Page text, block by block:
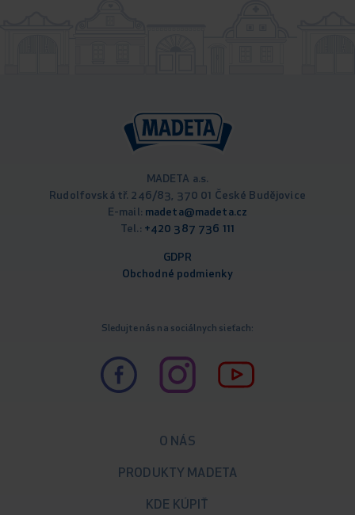
MADETA a.s.
Rudolfovská tř. 246/83, 370 01 České Budějovice
E-mail: madeta@madeta.cz
Tel.: +420 387 736 111
GDPR
Obchodné podmienky
Sledujte nás na sociálnych sieťach:
O NÁS
PRODUKTY MADETA
KDE KÚPIŤ